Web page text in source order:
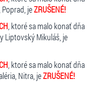
jeZRUŠENÉ!
, ktoré sa malo konať dňa
Liptovský Mikuláš, je
, ktoré sa malo konať dňa
Nitra, jeZRUŠENÉ!